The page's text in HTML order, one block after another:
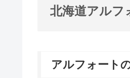
北海道アルフ
アルフォート